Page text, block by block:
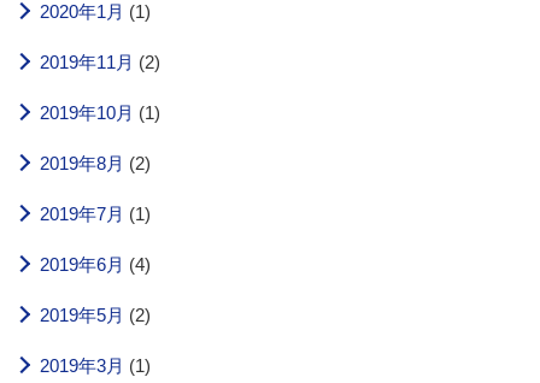
2020年1月 (1)
2019年11月 (2)
2019年10月 (1)
2019年8月 (2)
2019年7月 (1)
2019年6月 (4)
2019年5月 (2)
2019年3月 (1)